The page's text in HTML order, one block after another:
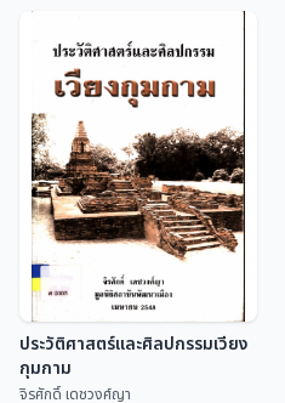
เวียงกุมกามในมหามิติ เบื้อง
หลังการเกิดและล่มสลาย
ของเวียงกุมกาม
นพคุณ ตันติกุล
ประวัติศาสตร์และศิลปกรรมเวียง
กุมกาม
จิรศักดิ์ เดชวงศ์ญา